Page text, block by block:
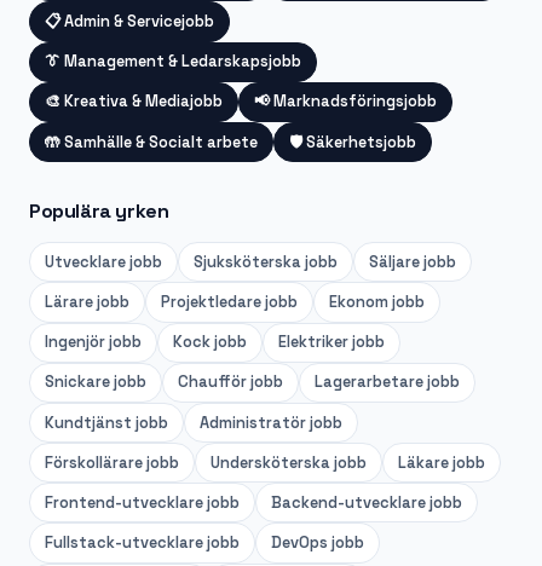
📋Admin & Servicejobb
👔 Management & Ledarskapsjobb
🎨 Kreativa & Mediajobb 📢Marknadsföringsjobb
🤲Samhälle & Socialt arbete 🛡️Säkerhetsjobb
Populära yrken
Utvecklarejobb Sjuksköterskajobb Säljarejobb
Lärarejobb Projektledarejobb Ekonom jobb
Ingenjörjobb Kockjobb Elektrikerjobb
Snickarejobb Chaufförjobb Lagerarbetarejobb
Kundtjänst jobb Administratörjobb
Förskollärarejobb Undersköterskajobb Läkarejobb
Frontend-utvecklarejobb Backend-utvecklarejobb
Fullstack-utvecklarejobb DevOps jobb